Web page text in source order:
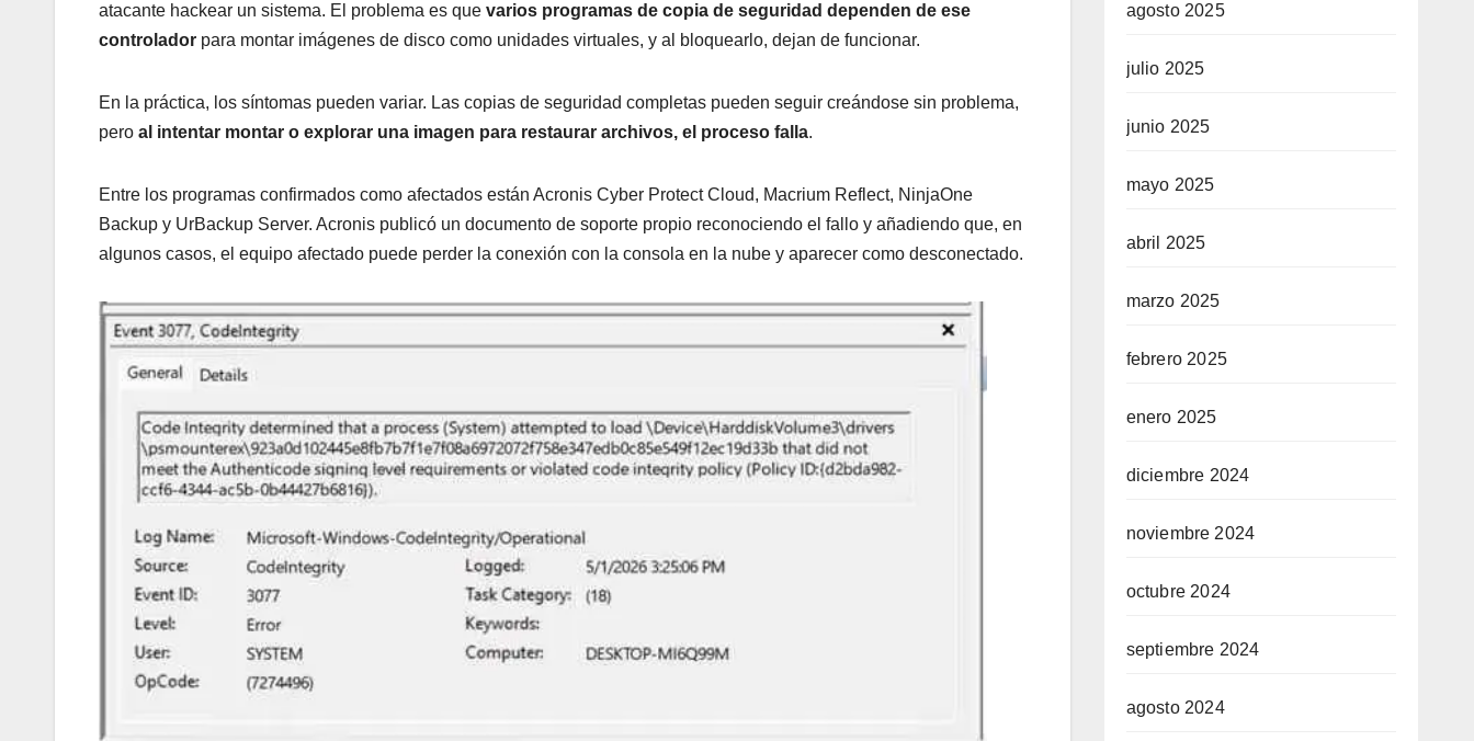
atacante hackear un sistema. El problema es que varios programas de copia de seguridad dependen de ese
controlador para montar imágenes de disco como unidades virtuales, y al bloquearlo, dejan de funcionar.
En la práctica, los síntomas pueden variar. Las copias de seguridad completas pueden seguir creándose sin problema,
pero al intentar montar o explorar una imagen para restaurar archivos, el proceso falla.
Entre los programas confirmados como afectados están Acronis Cyber Protect Cloud, Macrium Reflect, NinjaOne
Backup y UrBackup Server. Acronis publicó un documento de soporte propio reconociendo el fallo y añadiendo que, en
algunos casos, el equipo afectado puede perder la conexión con la consola en la nube y aparecer como desconectado.
agosto 2025
julio 2025
junio 2025
mayo 2025
abril 2025
marzo 2025
febrero 2025
enero 2025
diciembre 2024
noviembre 2024
octubre 2024
septiembre 2024
agosto 2024